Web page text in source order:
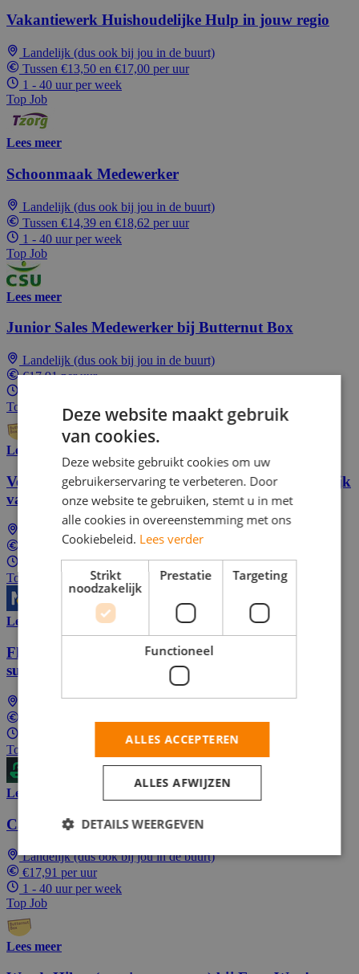
Vakantiewerk Huishoudelijke Hulp in jouw regio
Landelijk (dus ook bij jou in de buurt)
Tussen €13,50 en €17,00 per uur
1 - 40 uur per week
Top Job
Lees meer
Schoonmaak Medewerker
Landelijk (dus ook bij jou in de buurt)
Tussen €14,39 en €18,62 per uur
1 - 40 uur per week
Top Job
Lees meer
Junior Sales Medewerker bij Butternut Box
Landelijk (dus ook bij jou in de buurt)
€17,91 per uur
Top Job
Lees meer
Verdien extra geld met online enquêtes. Gemakkelijk
vanuit huis of onderweg.
Landelijk (dus ook bij jou in de buurt)
In overeenstemming
4 - 32 uur per week
Top Job
Lees meer
Flexible online side hustle: Test games, apps &
surveys!
Landelijk (dus ook bij jou in de buurt)
In overeenstemming
Top Job
Lees meer
Callcenter medewerker bij Butternut Box
Landelijk (dus ook bij jou in de buurt)
€17,91 per uur
1 - 40 uur per week
Top Job
Lees meer
Deze website maakt gebruik
van cookies.
Deze website gebruikt cookies om uw
gebruikerservaring te verbeteren. Door
onze website te gebruiken, stemt u in met
alle cookies in overeenstemming met ons
Cookiebeleid. Lees verder
Strikt
noodzakelijk
Prestatie Targeting
Functioneel
ALLES ACCEPTEREN
ALLES AFWIJZEN
DETAILS WEERGEVEN